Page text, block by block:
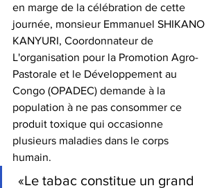
en marge de la célébration de cette
journée, monsieur Emmanuel SHIKANO
KANYURI, Coordonnateur de
L'organisation pour la Promotion Agro-
Pastorale et le Développement au
Congo (OPADEC) demande à la
population à ne pas consommer ce
produit toxique qui occasionne
plusieurs maladies dans le corps
humain.